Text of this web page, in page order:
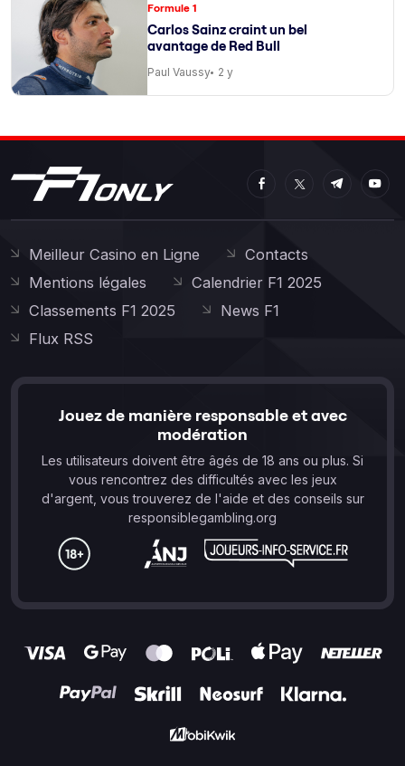
Formule 1
Carlos Sainz craint un bel
avantage de Red Bull
Paul Vaussy 2 y
Meilleur Casino en Ligne
Contacts
Mentions légales
Calendrier F1 2025
Classements F1 2025
News F1
Flux RSS
Jouez de manière responsable et avec
modération
Les utilisateurs doivent être âgés de 18 ans ou plus. Si
vous rencontrez des difficultés avec les jeux
d'argent, vous trouverez de l'aide et des conseils sur
responsiblegambling.org